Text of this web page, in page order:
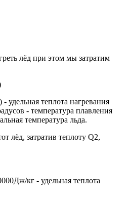
лёд при этом мы затратим
удельная теплота нагревания
- температура плавления
температура льда.
лёд, затратив теплоту Q2,
кг - удельная теплота